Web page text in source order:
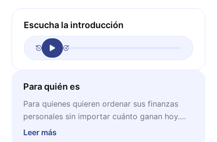
Escucha la introducción
Para quién es
Para quienes quieren ordenar sus finanzas
personales sin importar cuánto ganan hoy.
Ideal para personas que sienten que el dinero
Leer más